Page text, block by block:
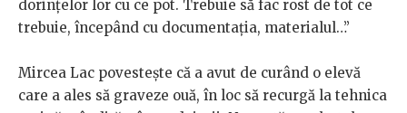
dorințelor lor cu ce pot. Trebuie să fac rost de tot ce
trebuie, începând cu documentația, materialul…”
Mircea Lac povestește că a avut de curând o elevă
care a ales să graveze ouă, în loc să recurgă la tehnica